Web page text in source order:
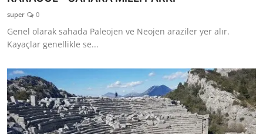
super 0
Genel olarak sahada Paleojen ve Neojen araziler yer alır.
Kayaçlar genellikle se...